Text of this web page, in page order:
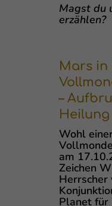
Magst du
erzählen?
Mars
–
Heilung
Wohl
am
Zeichen
Herrscher
Planet für